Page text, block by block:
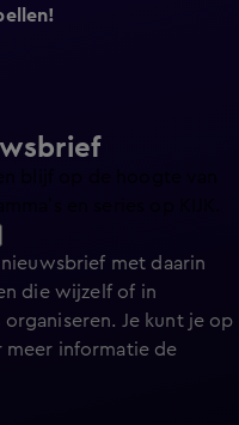
met daarin
die wijzelf of in
Je kunt je op
meer informatie de